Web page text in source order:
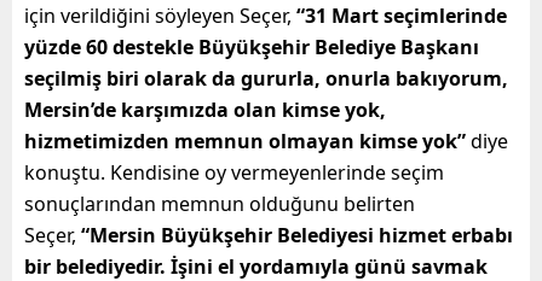
için verildiğini söyleyen Seçer, “31 Mart seçimlerinde
yüzde 60 destekle Büyükşehir Belediye Başkanı
seçilmiş biri olarak da gururla, onurla bakıyorum,
Mersin’de karşımızda olan kimse yok,
hizmetimizden memnun olmayan kimse yok”diye
konuştu. Kendisine oy vermeyenlerinde seçim
sonuçlarından memnun olduğunu belirten
Seçer, “Mersin Büyükşehir Belediyesi hizmet erbabı
bir belediyedir. İşini el yordamıyla günü savmak